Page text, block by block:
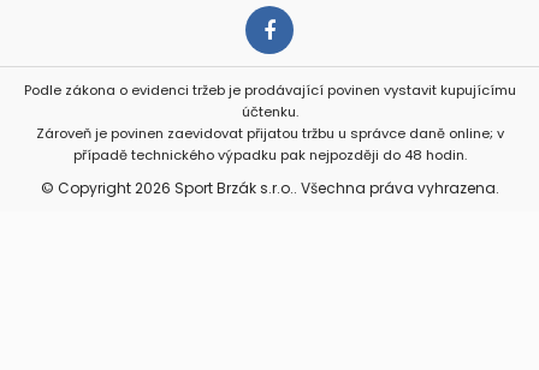
Podle zákona o evidenci tržeb je prodávající povinen vystavit kupujícímu
účtenku.
Zároveň je povinen zaevidovat přijatou tržbu u správce daně online; v
případě technického výpadku pak nejpozději do 48 hodin.
© Copyright 2026 Sport Brzák s.r.o.. Všechna práva vyhrazena.